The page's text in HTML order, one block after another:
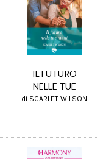
IL FUTURO
NELLE TUE
di SCARLET WILSON